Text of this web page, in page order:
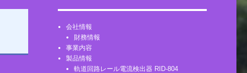
会社情報
財務情報
事業内容
製品情報
軌道回路レール電流検出器 RID-804